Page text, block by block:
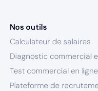
Nos outils
Calculateur de salaires
Diagnostic commercial
Test commercial en ligne
Plateforme de